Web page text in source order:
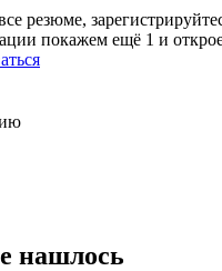
резюме,
покажем ещё 1 и
нашлось